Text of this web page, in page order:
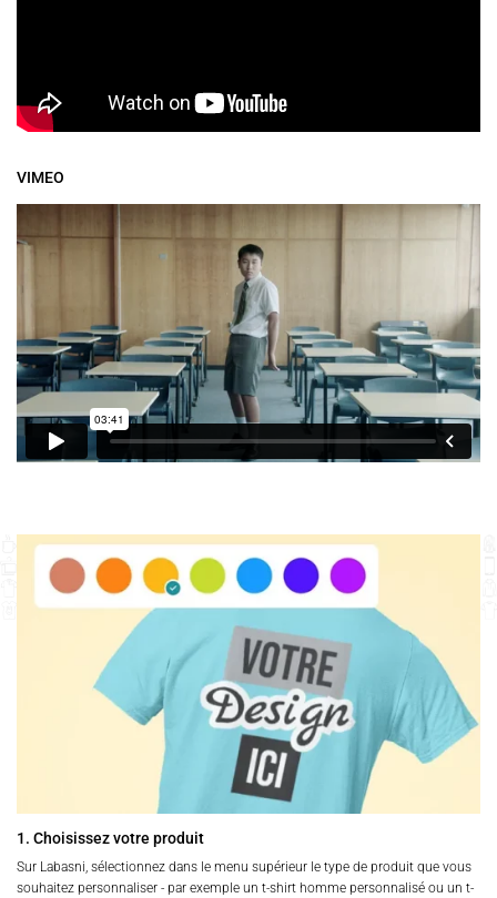
VIMEO
1. Choisissez votre produit
Sur Labasni, sélectionnez dans le menu supérieur le type de produit que vous
souhaitez personnaliser - par exemple un t-shirt homme personnalisé ou un t-